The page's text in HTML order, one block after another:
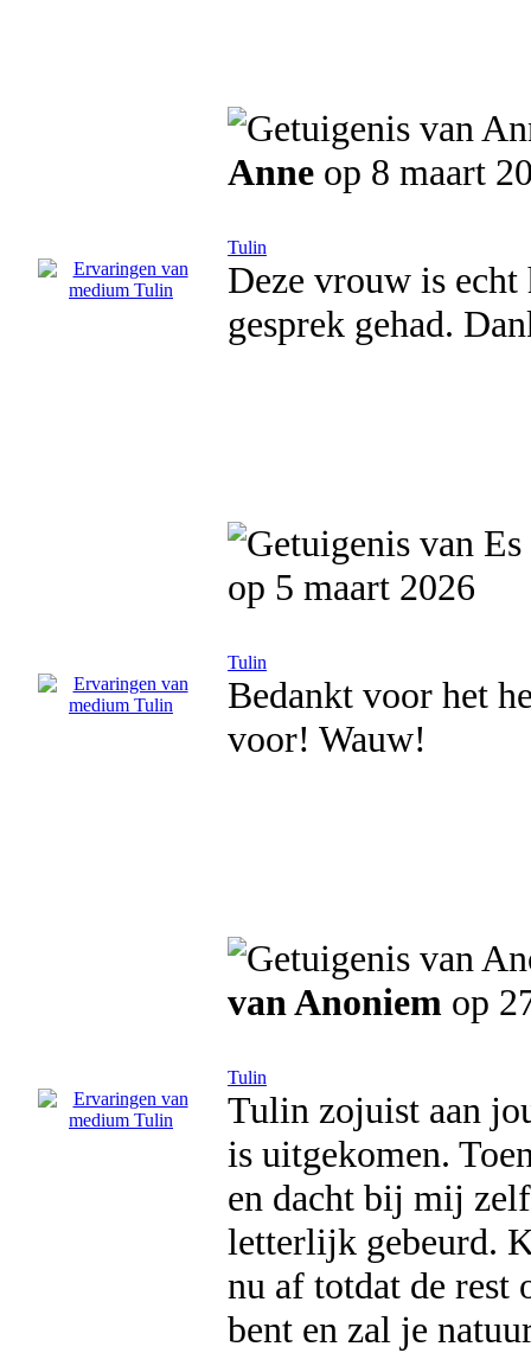
Anne op 8 maart
Tulin
Deze vrouw is
gesprek gehad.
op 5 maart 2026
Tulin
Bedankt voor het
voor! Wauw!
van Anoniem op
Tulin
Tulin zojuist aan
is uitgekomen.
en dacht bij mij
letterlijk gebeurd.
nu af totdat de rest
bent en zal je